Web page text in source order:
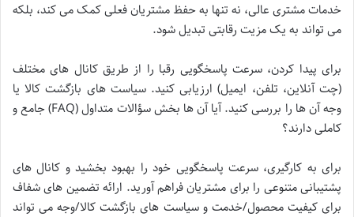
خدمات مشتری عالی، نه تنها به حفظ مشتریان فعلی کمک می کند، بلکه
می تواند به یک مزیت رقابتی تبدیل شود.
برای پیدا کردن، سرعت پاسخگویی رقبا را از طریق کانال های مختلف
(چت آنلاین، تلفن، ایمیل) ارزیابی کنید. سیاست های بازگشت کالا یا
وجه آن ها را بررسی کنید. آیا آن ها بخش سؤالات متداول (FAQ) جامع و
کاملی دارند؟
برای به کارگیری، سرعت پاسخگویی خود را بهبود بخشید و کانال های
پشتیبانی متنوعی را برای مشتریان فراهم آورید. ارائه تضمین های شفاف
برای کیفیت محصول/خدمت و سیاست های بازگشت کالا/وجه می تواند